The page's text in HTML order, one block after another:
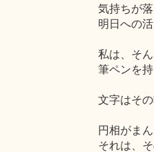
気持ちが落
明日への
私は、そ
筆ペンを
文字はそ
円相がま
それは、